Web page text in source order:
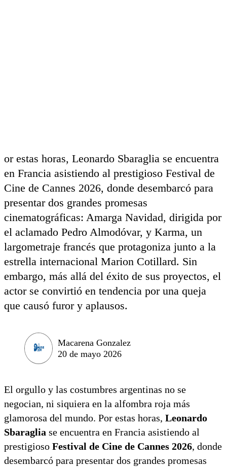
or estas horas, Leonardo Sbaraglia se encuentra
en Francia asistiendo al prestigioso Festival de
Cine de Cannes 2026, donde desembarcó para
presentar dos grandes promesas
cinematográficas: Amarga Navidad, dirigida por
el aclamado Pedro Almodóvar, y Karma, un
largometraje francés que protagoniza junto a la
estrella internacional Marion Cotillard. Sin
embargo, más allá del éxito de sus proyectos, el
actor se convirtió en tendencia por una queja
que causó furor y aplausos.
Macarena Gonzalez
20 de mayo 2026
El orgullo y las costumbres argentinas no se
negocian, ni siquiera en la alfombra roja más
glamorosa del mundo. Por estas horas, Leonardo
Sbaraglia se encuentra en Francia asistiendo al
prestigioso Festival de Cine de Cannes 2026, donde
desembarcó para presentar dos grandes promesas